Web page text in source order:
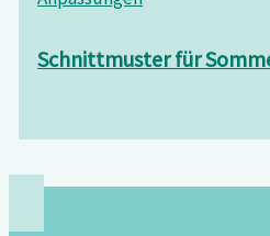
Schnittmuster für